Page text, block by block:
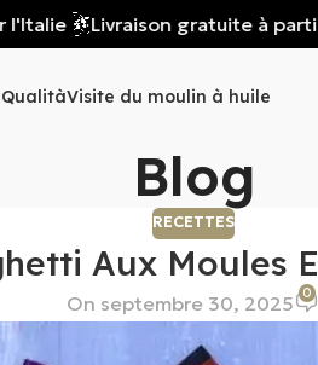
Livraison gratuite à partir
QualitàVisite du moulin à huile
Blog
RECETTES
Aux Moules
On septembre 30, 2025 0